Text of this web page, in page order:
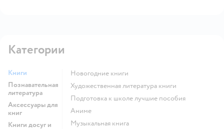
Категории
Книги
Познавательная
литература
Аксессуары для
книг
Книги досуг и
новогодние книги
художественная литература книги
подготовка к школе лучшие пособия
Аниме
музыкальная книга